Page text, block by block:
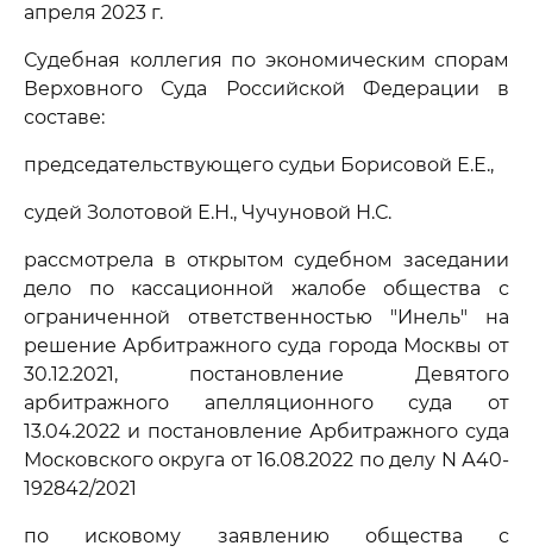
апреля 2023 г.
Судебная коллегия по экономическим спорам
Верховного Суда Российской Федерации в
составе:
председательствующего судьи Борисовой Е.Е.,
судей Золотовой Е.Н., Чучуновой Н.С.
рассмотрела в открытом судебном заседании
дело по кассационной жалобе общества с
ограниченной ответственностью "Инель" на
решение Арбитражного суда города Москвы от
30.12.2021, постановление Девятого
арбитражного апелляционного суда от
13.04.2022 и постановление Арбитражного суда
Московского округа от 16.08.2022 по делу N А40-
192842/2021
по исковому заявлению общества с